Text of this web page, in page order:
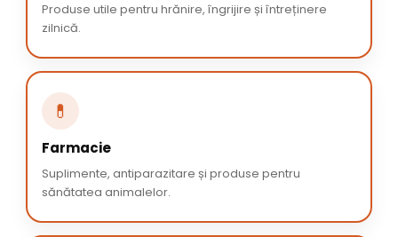
Produse utile pentru hrănire, îngrijire și întreținere
zilnică.
💊
Farmacie
Suplimente, antiparazitare și produse pentru
sănătatea animalelor.